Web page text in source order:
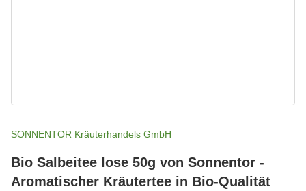
SONNENTOR Kräuterhandels GmbH
Bio Salbeitee lose 50g von Sonnentor -
Aromatischer Kräutertee in Bio-Qualität